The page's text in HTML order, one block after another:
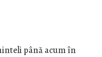
până acum în